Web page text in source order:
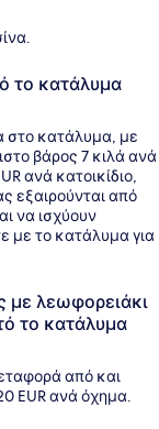
το κατάλυμα
στο κατάλυμα, με
βάρος 7 κιλά ανά
ανά κατοικίδιο,
εξαιρούνται από
να ισχύουν
με το κατάλυμα για
με λεωφορειάκι
το κατάλυμα
από και
EUR ανά όχημα.